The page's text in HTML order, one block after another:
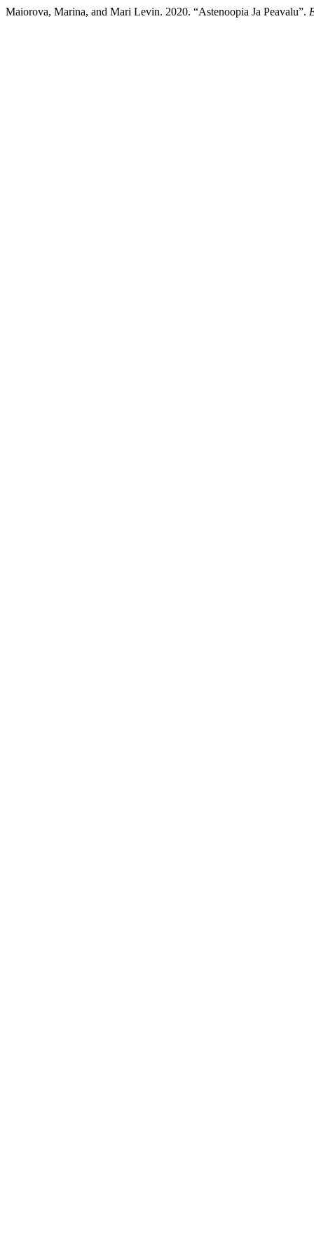
Maiorova, Marina, and Mari Levin. 2020. “Astenoopia Ja Peavalu”.